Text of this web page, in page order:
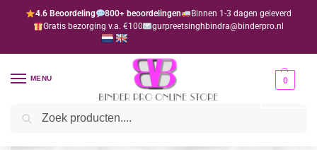
4.6 Beoordeling 800+ beoordelingen
Binnen 1-3 dagen geleverd
Gratis bezorging v.a. €100
gurpreetsinghbindra@binderpro.nl
MENU 0
Home Wierook / Wierook geuren alle soorten (HEM)